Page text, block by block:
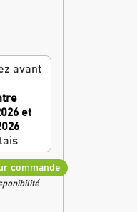
avant
et
commande